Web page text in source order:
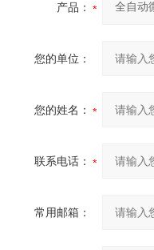
产品：
您的单位：
您的姓名：
联系电话：
常用邮箱：